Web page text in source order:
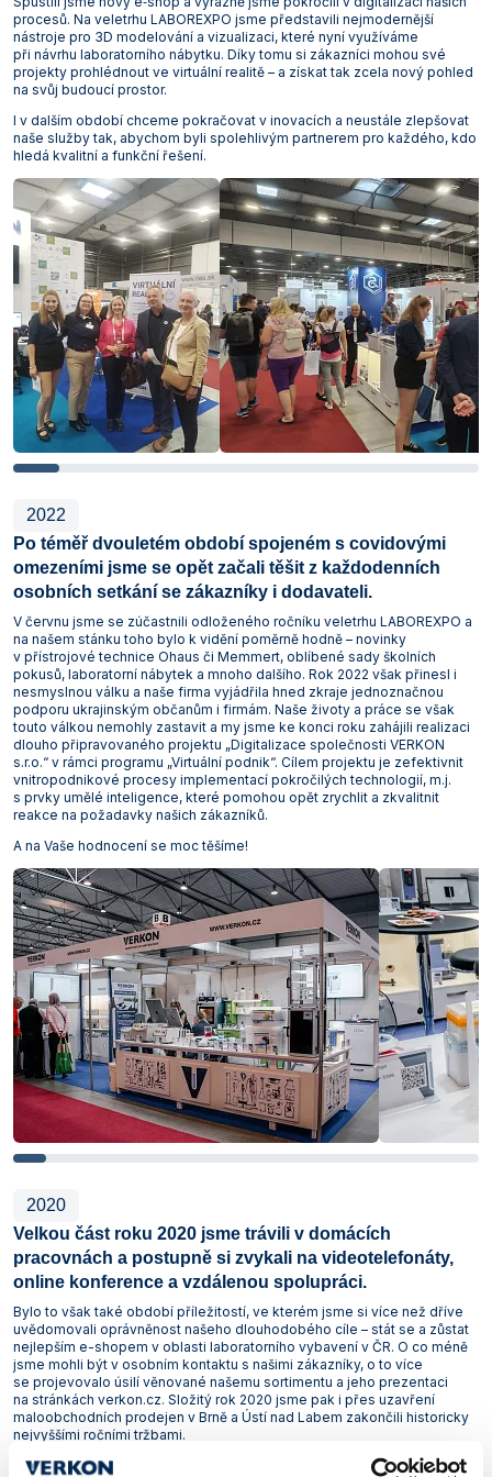
procesů. Na veletrhu LABOREXPO jsme představili nejmodernější
nástroje pro 3D modelování a vizualizaci, které nyní využíváme
při návrhu laboratorního nábytku. Díky tomu si zákazníci mohou své
projekty prohlédnout ve virtuální realitě – a získat tak zcela nový pohled
na svůj budoucí prostor.
I v dalším období chceme pokračovat v inovacích a neustále zlepšovat
naše služby tak, abychom byli spolehlivým partnerem pro každého, kdo
hledá kvalitní a funkční řešení.
2022
Po téměř dvouletém období spojeném s covidovými
omezeními jsme se opět začali těšit z každodenních
osobních setkání se zákazníky i dodavateli.
V červnu jsme se zúčastnili odloženého ročníku veletrhu LABOREXPO a
na našem stánku toho bylo k vidění poměrně hodně – novinky
v přístrojové technice Ohaus či Memmert, oblíbené sady školních
pokusů, laboratorní nábytek a mnoho dalšího. Rok 2022 však přinesl i
nesmyslnou válku a naše firma vyjádřila hned zkraje jednoznačnou
podporu ukrajinským občanům i firmám. Naše životy a práce se však
touto válkou nemohly zastavit a my jsme ke konci roku zahájili realizaci
dlouho připravovaného projektu „Digitalizace společnosti VERKON
s.r.o.“ v rámci programu „Virtuální podnik“. Cílem projektu je zefektivnit
vnitropodnikové procesy implementací pokročilých technologií, m.j.
s prvky umělé inteligence, které pomohou opět zrychlit a zkvalitnit
reakce na požadavky našich zákazníků.
A na Vaše hodnocení se moc těšíme!
2020
Velkou část roku 2020 jsme trávili v domácích
pracovnách a postupně si zvykali na videotelefonáty,
online konference a vzdálenou spolupráci.
Bylo to však také období příležitostí, ve kterém jsme si více než dříve
uvědomovali oprávněnost našeho dlouhodobého cíle – stát se a zůstat
nejlepším e-shopem v oblasti laboratorního vybavení v ČR. O co méně
jsme mohli být v osobním kontaktu s našimi zákazníky, o to více
se projevovalo úsilí věnované našemu sortimentu a jeho prezentaci
na stránkách verkon.cz. Složitý rok 2020 jsme pak i přes uzavření
maloobchodních prodejen v Brně a Ústí nad Labem zakončili historicky
nejvyššími ročními tržbami.
A za to všem našim zákazníkům děkujeme!
Vlastnosti skla a porcelánu
Zkumavky
Zátky a uzávěry
Zkumavky a stojany
Teploměry, vlhkoměry a další přístroje pro
měření prostředí (klimatu)
Titrátory
Turbidimetry (měření zákalu)
Vlhkostní analyzátory - váhy sušicí
Viskozimetry